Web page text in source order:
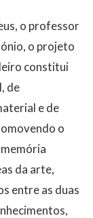
o professor
o projeto
constitui
de
e de
o
da arte,
entre as duas